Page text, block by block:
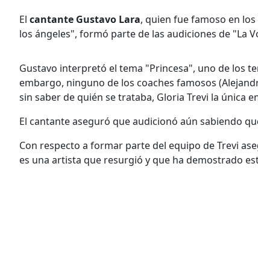
El cantante Gustavo Lara, quien fue famoso en
los ángeles", formó parte de las audiciones de "La
Gustavo interpretó el tema "Princesa", uno de los
embargo, ninguno de los coaches famosos
sin saber de quién se trataba, Gloria Trevi la única
El cantante aseguró que audicionó aún sabiendo
Con respecto a formar parte del equipo de Trevi
es una artista que resurgió y que ha demostrado